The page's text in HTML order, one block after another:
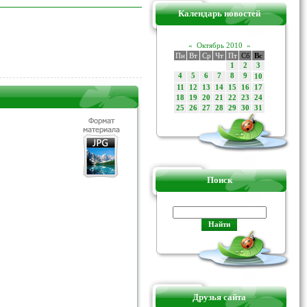
Календарь новостей
« Октябрь 2010 »
Пн Вт Ср Чт Пт Сб Вс
1 2
3
4
5 6 7 8 9
10
11
12 13 14 15 16
17
18
19 20 21 22 23
24
25
26 27 28 29 30 31
Поиск
Друзья сайта